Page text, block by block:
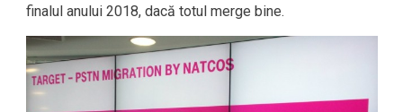
finalul anului 2018, dacă totul merge bine.